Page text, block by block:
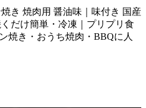
き 焼肉用 醤油味｜味付き 国産
だけ簡単・冷凍｜プリプリ食
焼き・おうち焼肉・BBQに人